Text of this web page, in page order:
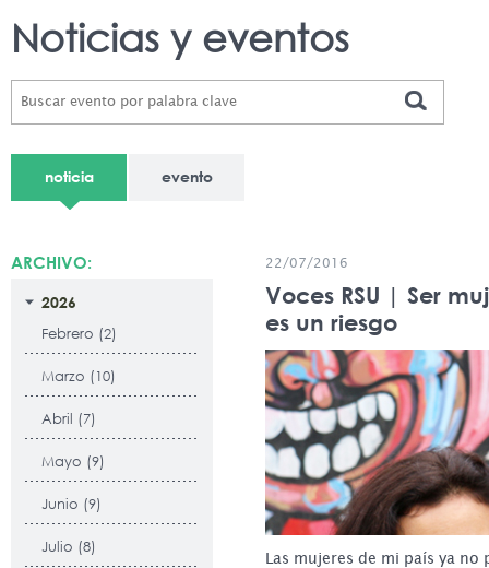
Noticias y eventos
noticia evento
ARCHIVO:
2026
Febrero (2)
Marzo (10)
Abril (7)
Mayo (9)
Junio (9)
Julio (8)
22/07/2016
Voces RSU | Ser
es un riesgo
Las mujeres de mi país ya no